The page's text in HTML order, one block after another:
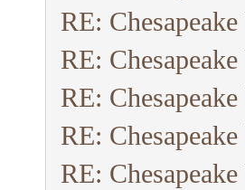
RE:
RE:
RE:
RE:
RE: